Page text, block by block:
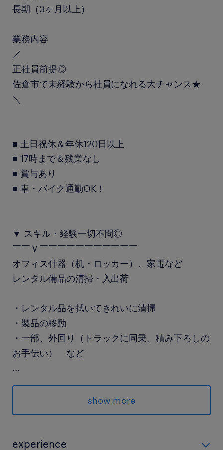
長期（3ヶ月以上）
業務内容
／
正社員前提◎
佐倉市で未経験から社員になれる大チャンス★
＼
■ 土日祝休＆年休120日以上
■ 17時まで＆残業なし
■ 賞与あり
■ 車・バイク通勤OK！
▼ スキル・経験一切不問◎
￣￣Ｖ￣￣￣￣￣￣￣￣￣￣￣
オフィス什器（机・ロッカー）、家電など
レンタル備品の清掃・入出荷
・レンタル品を拭いてきれいに清掃
・製品の移動
・一部、外回り（トラックに同乗、積み下ろしの
お手伝い） など
...
異業種から転職した先輩も多数！
優しく丁寧に教えてくれる環境です◎
＜人気の紹介予定派遣＞
show more
experience